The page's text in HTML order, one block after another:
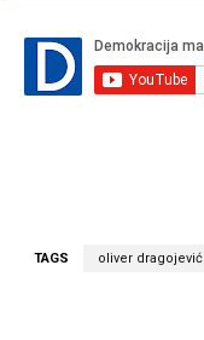
TAGS oliver dragojević